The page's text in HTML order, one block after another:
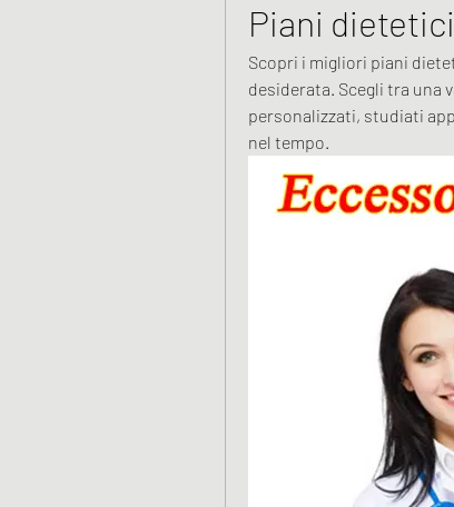
Piani
Scopri i migliori piani
desiderata. Scegli tra una
personalizzati, studiati
nel tempo.